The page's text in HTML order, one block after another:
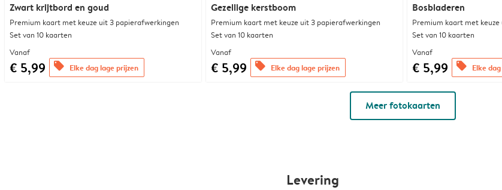
Zwart krijtbord en goud
Premium kaart met keuze uit 3 papierafwerkingen
Set van 10 kaarten
Vanaf
€ 5,99 offers Elke dag lage prijzen
Gezellige kerstboom
Premium kaart met keuze uit 3 papierafwerkingen
Set van 10 kaarten
Vanaf
€ 5,99 offers Elke dag lage prijzen
Bosbladeren
Premium kaart met
Set van 10 kaarten
Vanaf
€ 5,99 offers Elke
Meer fotokaarten
Levering